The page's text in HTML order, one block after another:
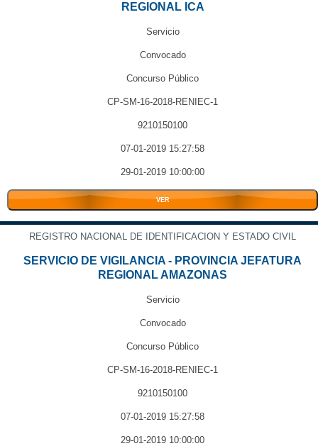
REGIONAL ICA
Servicio
Convocado
Concurso Público
CP-SM-16-2018-RENIEC-1
9210150100
07-01-2019 15:27:58
29-01-2019 10:00:00
VER
REGISTRO NACIONAL DE IDENTIFICACION Y ESTADO CIVIL
SERVICIO DE VIGILANCIA - PROVINCIA JEFATURA
REGIONAL AMAZONAS
Servicio
Convocado
Concurso Público
CP-SM-16-2018-RENIEC-1
9210150100
07-01-2019 15:27:58
29-01-2019 10:00:00